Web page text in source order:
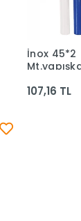
İnox 45*2
107,16 TL